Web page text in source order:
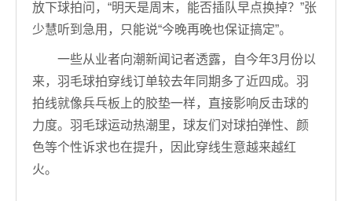
放下球拍问，“明天是周末，能否插队早点换掉？”张
少慧听到急用，只能说“今晚再晚也保证搞定”。
一些从业者向潮新闻记者透露，自今年3月份以
来，羽毛球拍穿线订单较去年同期多了近四成。羽
拍线就像兵乓板上的胶垫一样，直接影响反击球的
力度。羽毛球运动热潮里，球友们对球拍弹性、颜
色等个性诉求也在提升，因此穿线生意越来越红
火。